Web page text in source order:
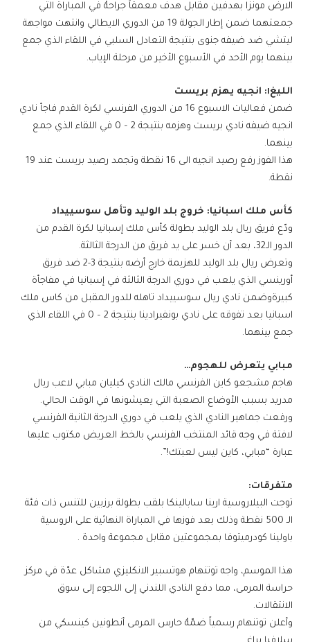
الارض مونزا بهدفين مقابل هدف معمقاً جراحهُ في المباراة التي
جمعتهما ضمن إطار الجولة 19 من ​الدوري الايطالي​ وانتهت مواجهة ​
ليتشي​ ضد ضيفه ​جنوى​ بنتيجة التعادل السلبي في اللقاء الذي جمع
بينهما يوم الأحد في الأسبوع الأخير من مرحلة الإياب.
الليغ١: انجيه يهزم بريست
ضمن فعاليات الاسبوع 16 من ​الدوري الفرنسي​ لكرة القدم فاجأ نادي
​انجيه​ ضيفه نادي ​بريست​ وهزمه بنتيجة 2 – 0 في اللقاء الذي جمع
بينهما.
هذا الفوز رفع رصيد انجيه الى 16 نقطة وتجمد رصيد بريست عند 19
نقطة.
​كأس ملك اسبانيا:​ خروج بلد الوليد وتأهل سوسييداد
ودّع فريق ​ريال بلد الوليد​ بطولة ​كأس ملك إسبانيا​ لكرة القدم من
الدور الـ32، بعد أن خسر على يد فريق من الدرجة الثالثة.
وتعرض ريال بلد الوليد للهزيمة خارج أرضه بنتيجة 3-2 ضد فريق ​
أورينسي​ الذي يلعب في دوري الدرجة الثالثة في إسبانيا في مفاجأة
كبيرةوضمن نادي ريال ​سوسييداد​ تاهله للدور المقبل من كاس ملك
اسبانيا بعد تفوقه على نادي بونفيرادينا بنتيجة 2 – 0 في اللقاء الذي
جمع بينهما.
​مبابي​ يتعرض للهجوم…
هاجم مشجعو ​كاين الفرنسي​ مالك النادي ​كيليان مبابي​ لاعب ​ريال
مدريد​ بسبب الأوضاع الصعبة التي يعيشونها في الوقت الحالي.
ورفعت جماهير النادي الذي يلعب في دوري الدرجة الثانية الفرنسي
لافتة في وجه قائد المنتخب الفرنسي بالخط العريض مكتوب عليها
عبارة “مبابي، كاين ليس لعبتك!”.
متفرقات:
توجت البيلاروسية ​ارينا سابالينكا​ بلقب بطولة برزبين للتنس ذات فئة
الـ 500 نقطة وذلك بعد فوزها في المباراة النهائية على الروسية ​
باولينا كودرميتوفا​ بمجموعتين مقابل مجموعة واحدة .
هذا الموسم، واجه ​توتنهام هوتسبير​ الانكليزي مشاكل عدّة في مركز
حراسة المرمى، مما دفع النادي اللندني إلى اللجوء إلى سوق
الانتقالات.
وأعلن توتنهام رسمياً ضمّهُ حارس المرمى ​أنطونين كينسكي​ من